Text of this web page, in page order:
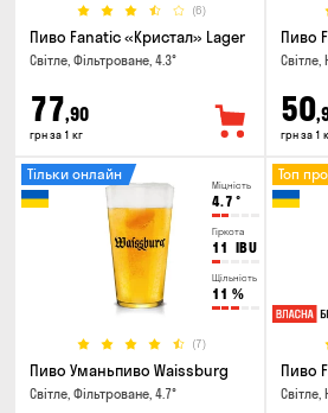
(6)
Пиво Fanatic «Кристал» Lager
Світле, Фільтроване, 4.3°
77,90
грн за 1 кг
Пиво
Світле,
50
грн за 1
Міцність
4.7 °
Гіркота
11 IBU
Щільність
11 %
(7)
Тільки онлайн
Пиво Уманьпиво Waissburg
Світле, Фільтроване, 4.7°
Топ
Пиво
Світле,